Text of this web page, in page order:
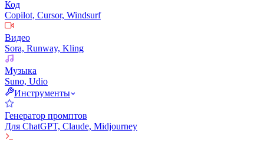
Код
Copilot, Cursor, Windsurf
Видео
Sora, Runway, Kling
Музыка
Suno, Udio
Инструменты
Генератор промптов
Для ChatGPT, Claude, Midjourney